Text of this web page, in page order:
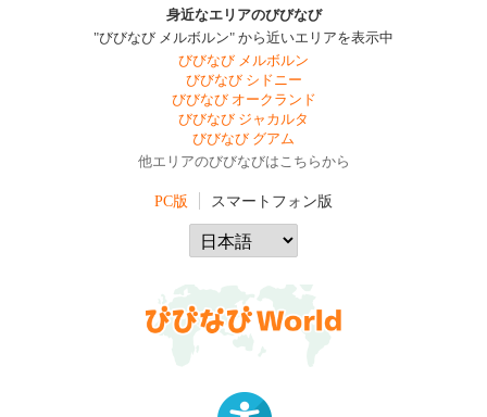
身近なエリアのびびなび
"びびなび メルボルン" から近いエリアを表示中
びびなび メルボルン
びびなび シドニー
びびなび オークランド
びびなび ジャカルタ
びびなび グアム
他エリアのびびなびはこちらから
PC版 スマートフォン版